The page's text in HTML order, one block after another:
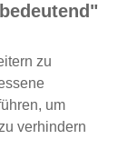
zu
um
verhindern